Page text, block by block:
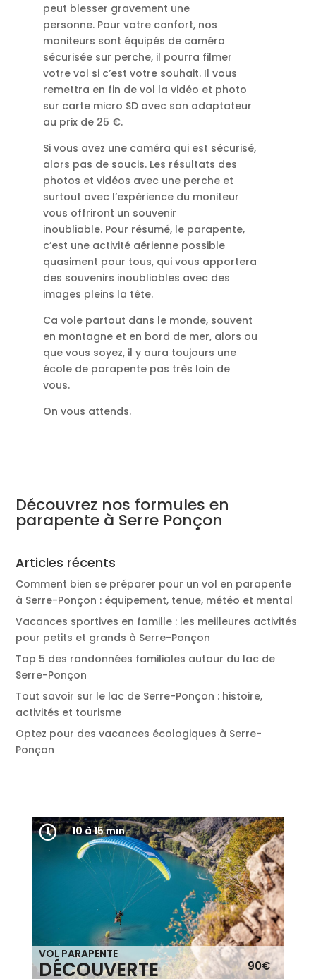
peut blesser gravement une
personne. Pour votre confort, nos
moniteurs sont équipés de caméra
sécurisée sur perche, il pourra filmer
votre vol si c’est votre souhait. Il vous
remettra en fin de vol la vidéo et photo
sur carte micro SD avec son adaptateur
au prix de 25 €.
Si vous avez une caméra qui est sécurisé,
alors pas de soucis. Les résultats des
photos et vidéos avec une perche et
surtout avec l’expérience du moniteur
vous offriront un souvenir
inoubliable. Pour résumé, le parapente,
c’est une activité aérienne possible
quasiment pour tous, qui vous apportera
des souvenirs inoubliables avec des
images pleins la tête.
Ca vole partout dans le monde, souvent
en montagne et en bord de mer, alors ou
que vous soyez, il y aura toujours une
école de parapente pas très loin de
vous.
On vous attends.
Découvrez nos formules en
parapente à Serre Ponçon
Articles récents
Comment bien se préparer pour un vol en parapente
à Serre-Ponçon : équipement, tenue, météo et mental
Vacances sportives en famille : les meilleures activités
pour petits et grands à Serre-Ponçon
Top 5 des randonnées familiales autour du lac de
Serre-Ponçon
Tout savoir sur le lac de Serre-Ponçon : histoire,
activités et tourisme
Optez pour des vacances écologiques à Serre-
Ponçon
 10 à 15 min
VOL PARAPENTE
DÉCOUVERTE 90€
 10 à 15 min
DÉCOUVERTE